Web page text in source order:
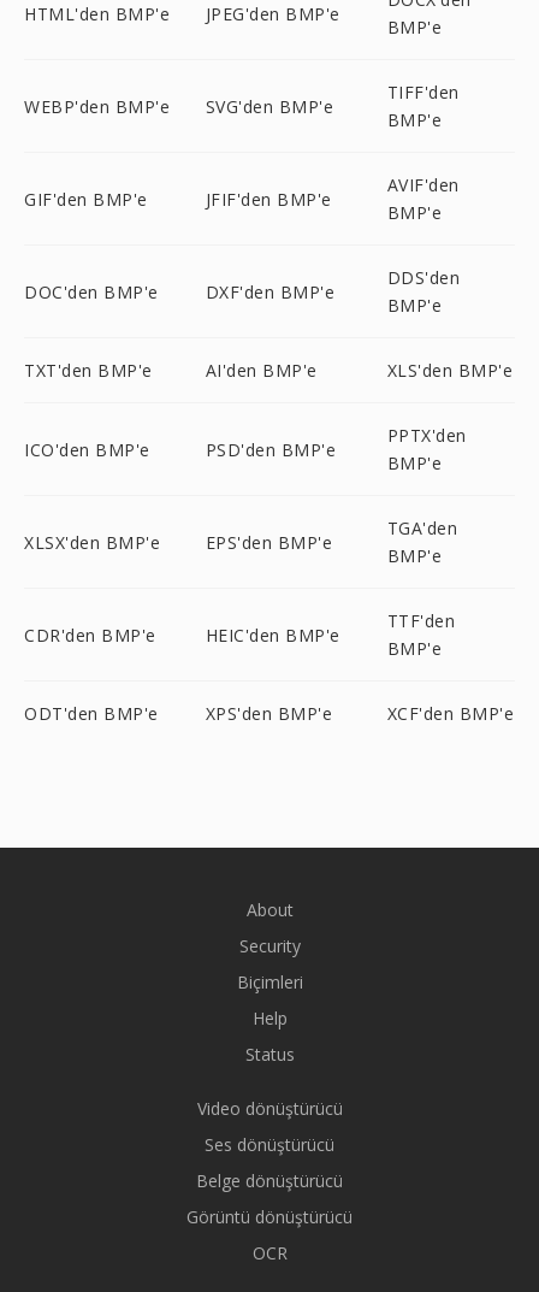
HTML'den BMP'e JPEG'den BMP'e
BMP'e
WEBP'den BMP'e SVG'den BMP'e
TIFF'den
BMP'e
GIF'den BMP'e JFIF'den BMP'e
AVIF'den
BMP'e
DOC'den BMP'e DXF'den BMP'e
DDS'den
BMP'e
TXT'den BMP'e AI'den BMP'e XLS'den BMP'e
ICO'den BMP'e PSD'den BMP'e
PPTX'den
BMP'e
XLSX'den BMP'e EPS'den BMP'e
TGA'den
BMP'e
CDR'den BMP'e HEIC'den BMP'e
TTF'den
BMP'e
ODT'den BMP'e XPS'den BMP'e XCF'den BMP'e
About
Security
Biçimleri
Help
Status
Video dönüştürücü
Ses dönüştürücü
Belge dönüştürücü
Görüntü dönüştürücü
OCR